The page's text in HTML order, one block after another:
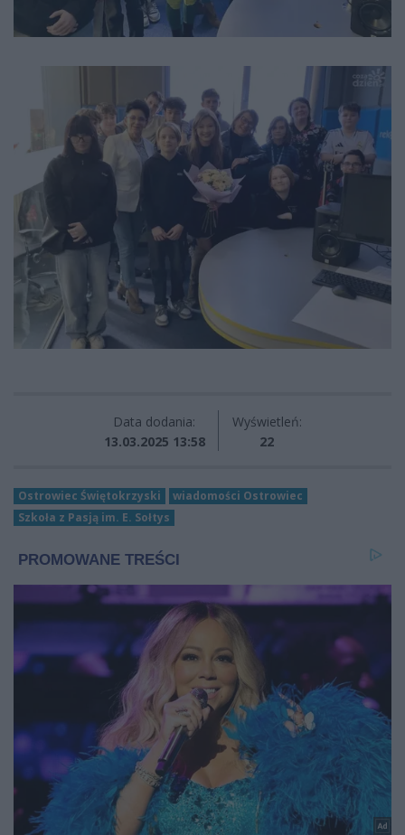
Data dodania:
13.03.2025 13:58
Wyświetleń:
22
Ostrowiec Świętokrzyski
wiadomości Ostrowiec
Szkoła z Pasją im. E. Sołtys